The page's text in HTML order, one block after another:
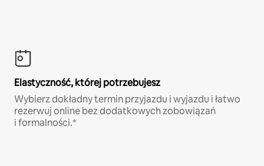
Elastyczność, której potrzebujesz
Wybierz dokładny termin przyjazdu i wyjazdu i łatwo
rezerwuj online bez dodatkowych zobowiązań
i formalności.*